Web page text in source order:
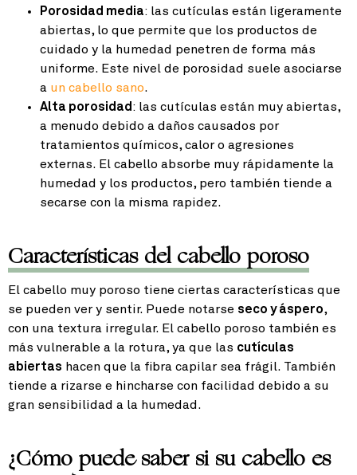
Porosidad media: las cutículas están ligeramente
abiertas, lo que permite que los productos de
cuidado y la humedad penetren de forma más
uniforme. Este nivel de porosidad suele asociarse
a un cabello sano.
Alta porosidad: las cutículas están muy abiertas,
a menudo debido a daños causados por
tratamientos químicos, calor o agresiones
externas. El cabello absorbe muy rápidamente la
humedad y los productos, pero también tiende a
secarse con la misma rapidez.
Características del cabello poroso
El cabello muy poroso tiene ciertas características que
se pueden ver y sentir. Puede notarse seco y áspero,
con una textura irregular. El cabello poroso también es
más vulnerable a la rotura, ya que las cutículas
abiertas hacen que la fibra capilar sea frágil. También
tiende a rizarse e hincharse con facilidad debido a su
gran sensibilidad a la humedad.
¿Cómo puede saber si su cabello es